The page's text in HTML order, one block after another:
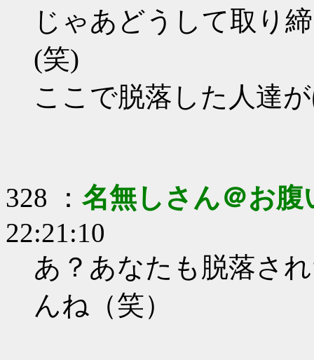
じゃあどうして取り
(笑)
ここで脱落した人達
328 ： 名無しさん＠お腹
22:21:10
あ？あなたも脱落さ
んね（笑）